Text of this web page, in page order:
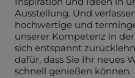
Ausstellung. Und
hochwertige und
unserer Kompetenz in
sich entspannt
dafür, dass Sie Ihr neues
schnell genießen können.